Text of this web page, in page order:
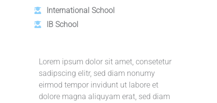
International School
IB School
Lorem ipsum dolor sit amet, consetetur
sadipscing elitr, sed diam nonumy
eirmod tempor invidunt ut labore et
dolore magna aliquyam erat, sed diam